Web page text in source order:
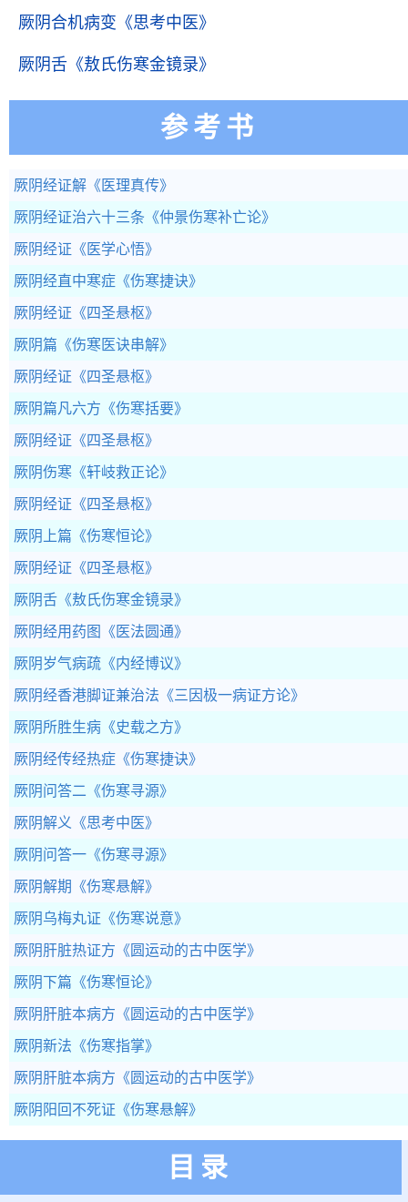
厥阴合机病变 《思考中医》
厥阴舌 《敖氏伤寒金镜录》
参考书
厥阴经证解 《医理真传》
厥阴经证治六十三条 《仲景伤寒补亡论》
厥阴经证 《医学心悟》
厥阴经直中寒症 《伤寒捷诀》
厥阴经证 《四圣悬枢》
厥阴篇 《伤寒医诀串解》
厥阴经证 《四圣悬枢》
厥阴篇凡六方 《伤寒括要》
厥阴经证 《四圣悬枢》
厥阴伤寒 《轩岐救正论》
厥阴经证 《四圣悬枢》
厥阴上篇 《伤寒恒论》
厥阴经证 《四圣悬枢》
厥阴舌 《敖氏伤寒金镜录》
厥阴经用药图 《医法圆通》
厥阴岁气病疏 《内经博议》
厥阴经香港脚证兼治法 《三因极一病证方论》
厥阴所胜生病 《史载之方》
厥阴经传经热症 《伤寒捷诀》
厥阴问答二 《伤寒寻源》
厥阴解义 《思考中医》
厥阴问答一 《伤寒寻源》
厥阴解期 《伤寒悬解》
厥阴乌梅丸证 《伤寒说意》
厥阴肝脏热证方 《圆运动的古中医学》
厥阴下篇 《伤寒恒论》
厥阴肝脏本病方 《圆运动的古中医学》
厥阴新法 《伤寒指掌》
厥阴肝脏本病方 《圆运动的古中医学》
厥阴阳回不死证 《伤寒悬解》
目录